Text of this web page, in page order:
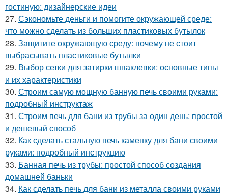
гостиную: дизайнерские идеи
27. Сэкономьте деньги и помогите окружающей среде:
что можно сделать из больших пластиковых бутылок
28. Защитите окружающую среду: почему не стоит
выбрасывать пластиковые бутылки
29. Выбор сетки для затирки шпаклевки: основные типы
и их характеристики
30. Строим самую мощную банную печь своими руками:
подробный инструктаж
31. Строим печь для бани из трубы за один день: простой
и дешевый способ
32. Как сделать стальную печь каменку для бани своими
руками: подробный инструкцию
33. Банная печь из трубы: простой способ создания
домашней баньки
34. Как сделать печь для бани из металла своими руками